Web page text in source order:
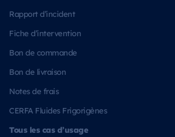
Rapport d’incident
Fiche d’intervention
Bon de commande
Bon de livraison
Notes de frais
CERFA Fluides Frigorigènes
Tous les cas d’usage